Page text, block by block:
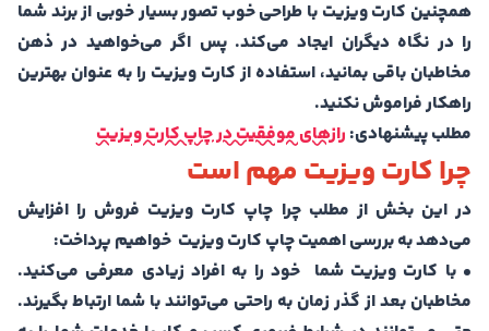
همچنین کارت ویزیت با طراحی خوب تصور بسیار خوبی از برند شما
را در نگاه دیگران ایجاد می‌کند. پس اگر می‌خواهید در ذهن
مخاطبان باقی بمانید، استفاده از کارت ویزیت را به عنوان بهترین
راهکار فراموش نکنید.
مطلب پیشنهادی: رازهای موفقیت در چاپ کارت ویزیت
چرا کارت ویزیت مهم است
در این بخش از مطلب چرا چاپ کارت ویزیت فروش را افزایش
می‌دهد به بررسی اهمیت چاپ کارت ویزیت خواهیم پرداخت:
• با کارت ویزیت شما خود را به افراد زیادی معرفی می‌کنید.
مخاطبان بعد از گذر زمان به راحتی می‌توانند با شما ارتباط بگیرند.